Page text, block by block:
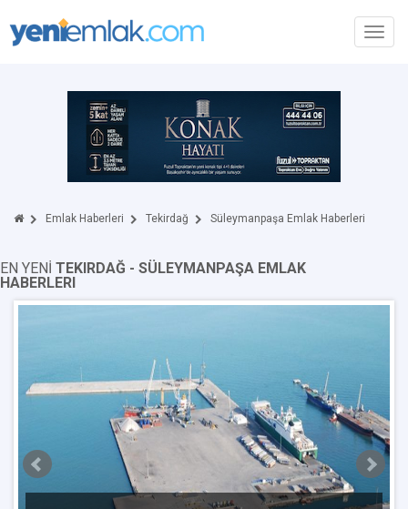
Emlak Haberleri Tekirdağ Süleymanpaşa Emlak Haberleri
EN YENİ TEKIRDAĞ - SÜLEYMANPAŞA EMLAK
HABERLERI